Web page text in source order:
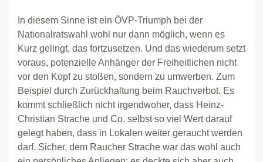
In diesem Sinne ist ein ÖVP-Triumph bei der
Nationalratswahl wohl nur dann möglich, wenn es
Kurz gelingt, das fortzusetzen. Und das wiederum setzt
voraus, potenzielle Anhänger der Freiheitlichen nicht
vor den Kopf zu stoßen, sondern zu umwerben. Zum
Beispiel durch Zurückhaltung beim Rauchverbot. Es
kommt schließlich nicht irgendwoher, dass Heinz-
Christian Strache und Co. selbst so viel Wert darauf
gelegt haben, dass in Lokalen weiter geraucht werden
darf. Sicher, dem Raucher Strache war das wohl auch